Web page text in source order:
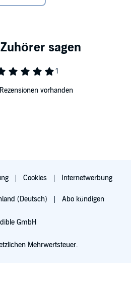
vorhanden
Cookies Internetwerbung
(Deutsch) Abo kündigen
GmbH
Mehrwertsteuer.